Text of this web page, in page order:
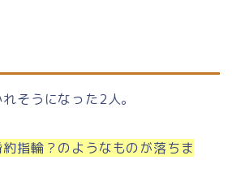
そうになった2人。
指輪？のようなものが落ちま